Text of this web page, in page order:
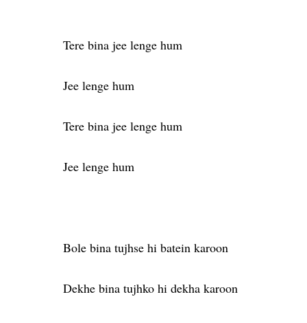
Tere bina jee lenge hum
Jee lenge hum
Tere bina jee lenge hum
Jee lenge hum
Bole bina tujhse hi batein karoon
Dekhe bina tujhko hi dekha karoon